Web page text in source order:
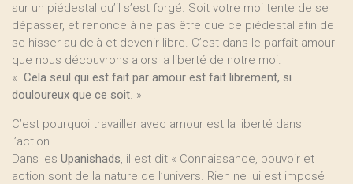
sur un piédestal qu’il s’est forgé. Soit votre moi tente de se
dépasser, et renonce à ne pas être que ce piédestal afin de
se hisser au-delà et devenir libre. C’est dans le parfait amour
que nous découvrons alors la liberté de notre moi.
« Cela seul qui est fait par amour est fait librement, si
douloureux que ce soit. »
C’est pourquoi travailler avec amour est la liberté dans
l’action.
Dans les Upanishads, il est dit « Connaissance, pouvoir et
action sont de la nature de l’univers. Rien ne lui est imposé